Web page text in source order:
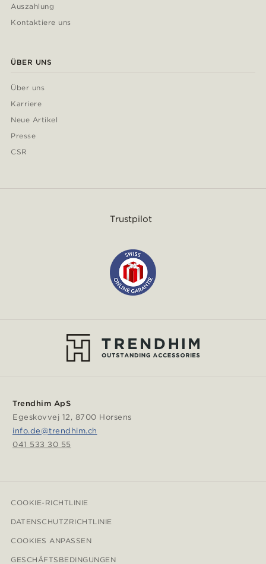
Auszahlung
Kontaktiere uns
ÜBER UNS
Über uns
Karriere
Neue Artikel
Presse
CSR
Trustpilot
Trendhim ApS
Egeskovvej 12, 8700 Horsens
info.de@trendhim.ch
041 533 30 55
COOKIE-RICHTLINIE
DATENSCHUTZRICHTLINIE
COOKIES ANPASSEN
GESCHÄFTSBEDINGUNGEN